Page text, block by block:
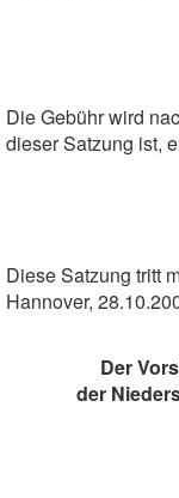
Die Gebühr wird
dieser Satzung ist,
Diese Satzung tritt
Hannover,
Der
der